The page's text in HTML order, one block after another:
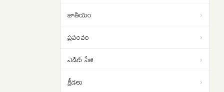
జాతీయం ›
ప్రపంచం ›
ఎడిట్ పేజి ›
క్రీడలు ›